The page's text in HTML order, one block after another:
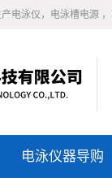
电泳仪，电泳槽电源
电泳仪器导购